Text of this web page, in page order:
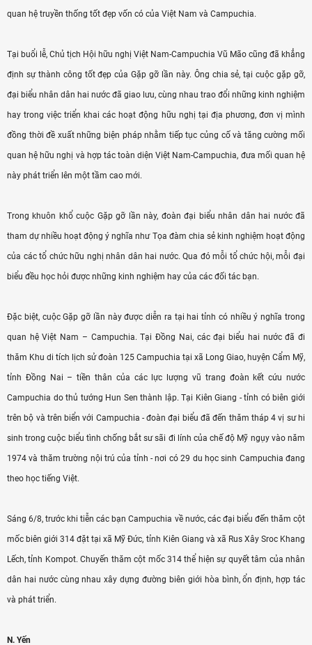
quan hệ truyền thống tốt đẹp vốn có của Việt Nam và Campuchia.
Tại buổi lễ, Chủ tịch Hội hữu nghị Việt Nam-Campuchia Vũ Mão cũng đã khẳng
định sự thành công tốt đẹp của Gặp gỡ lần này. Ông chia sẻ, tại cuộc gặp gỡ,
đại biểu nhân dân hai nước đã giao lưu, cùng nhau trao đổi những kinh nghiệm
hay trong việc triển khai các hoạt động hữu nghị tại địa phương, đơn vị mình
đồng thời đề xuất những biện pháp nhằm tiếp tục củng cố và tăng cường mối
quan hệ hữu nghị và hợp tác toàn diện Việt Nam-Campuchia, đưa mối quan hệ
này phát triển lên một tầm cao mới.
Trong khuôn khổ cuộc Gặp gỡ lần này, đoàn đại biểu nhân dân hai nước đã
tham dự nhiều hoạt động ý nghĩa như Tọa đàm chia sẻ kinh nghiệm hoạt động
của các tổ chức hữu nghị nhân dân hai nước. Qua đó mỗi tổ chức hội, mỗi đại
biểu đều học hỏi được những kinh nghiệm hay của các đối tác bạn.
Đặc biệt, cuộc Gặp gỡ lần này được diễn ra tại hai tỉnh có nhiều ý nghĩa trong
quan hệ Việt Nam – Campuchia. Tại Đồng Nai, các đại biểu hai nước đã đi
thăm Khu di tích lịch sử đoàn 125 Campuchia tại xã Long Giao, huyện Cẩm Mỹ,
tỉnh Đồng Nai – tiền thân của các lực lượng vũ trang đoàn kết cứu nước
Campuchia do thủ tướng Hun Sen thành lập. Tại Kiên Giang - tỉnh có biên giới
trên bộ và trên biển với Campuchia - đoàn đại biểu đã đến thăm tháp 4 vị sư hi
sinh trong cuộc biểu tình chống bắt sư sãi đi lính của chế độ Mỹ ngụy vào năm
1974 và thăm trường nội trú của tỉnh - nơi có 29 du học sinh Campuchia đang
theo học tiếng Việt.
Sáng 6/8, trước khi tiễn các bạn Campuchia về nước, các đại biểu đến thăm cột
mốc biên giới 314 đặt tại xã Mỹ Đức, tỉnh Kiên Giang và xã Rus Xây Sroc Khang
Lếch, tỉnh Kompot. Chuyến thăm cột mốc 314 thể hiện sự quyết tâm của nhân
dân hai nước cùng nhau xây dựng đường biên giới hòa bình, ổn định, hợp tác
và phát triển.
N. Yến